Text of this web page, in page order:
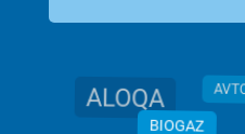
ALOQA
BIOGAZ